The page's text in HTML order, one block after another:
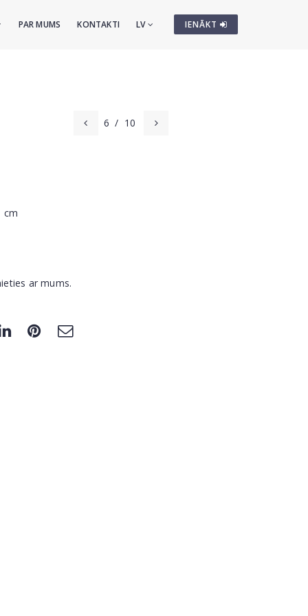
IENĀKT
PAR MUMS KONTAKTI LV
6 / 10
cm
ar mums.